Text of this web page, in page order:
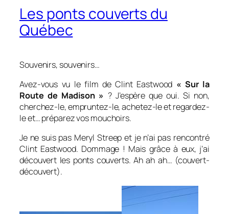
Les ponts couverts du
Québec
Souvenirs, souvenirs…
Avez-vous vu le film de Clint Eastwood « Sur la
Route de Madison » ? J’espère que oui. Si non,
cherchez-le, empruntez-le, achetez-le et regardez-
le et… préparez vos mouchoirs.
Je ne suis pas Meryl Streep et je n’ai pas rencontré
Clint Eastwood. Dommage ! Mais grâce à eux, j’ai
découvert les ponts couverts. Ah ah ah… (couvert-
découvert).